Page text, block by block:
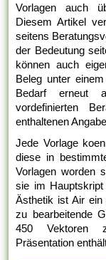
Vorlagen auch
Diesem Artikel
seitens
der Bedeutung
können auch
Beleg unter
Bedarf erneut
vordefinierten
enthaltenen
Jede Vorlage
diese in
Vorlagen worden
sie im
Ästhetik ist Air ein
zu bearbeitende
450 Vektoren
Präsentation